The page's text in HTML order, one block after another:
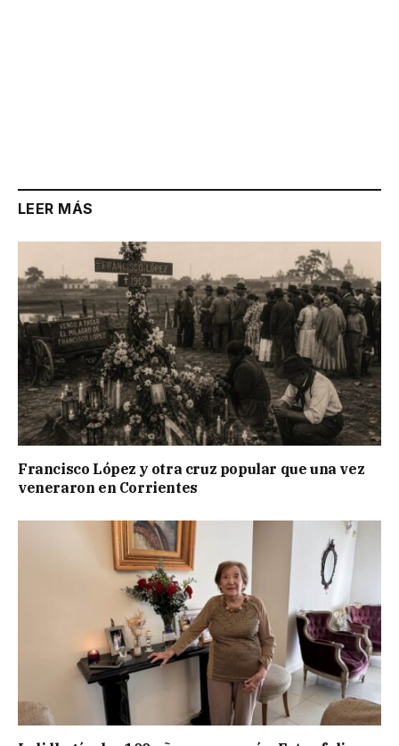
LEER MÁS
Francisco López y otra cruz popular que una vez
veneraron en Corrientes